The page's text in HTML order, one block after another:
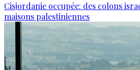
Cisjordanie occupée: des colons
maisons palestiniennes